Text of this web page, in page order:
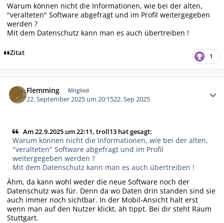
Warum können nicht die Informationen, wie bei der alten,
"veralteten" Software abgefragt und im Profil weitergegeben
werden ?
Mit dem Datenschutz kann man es auch übertreiben !
Zitat 1
Flemming Mitglied
22. September 2025 um 20:1522. Sep 2025
Am 22.9.2025 um 22:11, troll13 hat gesagt:
Warum können nicht die Informationen, wie bei der alten,
"veralteten" Software abgefragt und im Profil
weitergegeben werden ?
Mit dem Datenschutz kann man es auch übertreiben !
Ähm, da kann wohl weder die neue Software noch der
Datenschutz was für. Denn da wo Daten drin standen sind sie
auch immer noch sichtbar. In der Mobil-Ansicht halt erst
wenn man auf den Nutzer klickt, äh tippt. Bei dir steht Raum
Stuttgart.